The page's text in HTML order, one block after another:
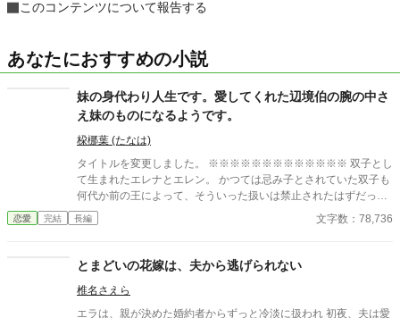
このコンテンツについて報告する
あなたにおすすめの小説
妹の身代わり人生です。愛してくれた辺境伯の腕の中さ
え妹のものになるようです。
桗梛葉 (たなは)
タイトルを変更しました。 ※※※※※※※※※※※※※ 双子とし
て生まれたエレナとエレン。 かつては忌み子とされていた双子も
何代か前の王によって、そういった扱いは禁止されたはずだっ
た。 だけどいつの時代でも古い因習に囚われてしまう人達がい
る。 エレナにとって不幸だったのはそれが実の両親だったという
し、エレナは家族とさえ認められない日々を過ごしていた。 そん
な中でエレンのミスによって辺境伯カナトス卿の令息リオネルが
ケガを負ってしまう。 療養期間の１年間、娘を差し出すよう求め
てくるカナトス卿へ両親が差し出したのは、エレンではなくエレ
恋愛 完結 長編 文字数：78,736
とまどいの花嫁は、夫から逃げられない
椎名さえら
エラは、親が決めた婚約者からずっと冷淡に扱われ 初夜、夫は愛